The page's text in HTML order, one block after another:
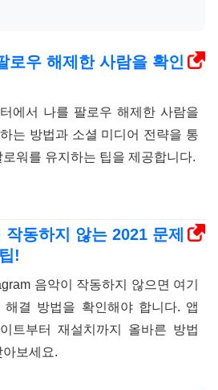
로우 해제한 사람을 확인
터에서 나를 팔로우 해제한 사람을
는 방법과 소셜 미디어 전략을 통
로워를 유지하는 팁을 제공합니다.
동하지 않는 2021 문제
!
음악이 작동하지 않으면 여기
해결 방법을 확인해야 합니다. 앱
트부터 재설치까지 올바른 방법
아보세요.